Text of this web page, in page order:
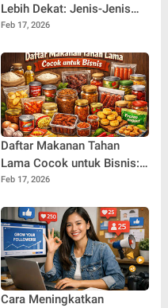
Lebih Dekat: Jenis-Jenis
Speaker Berdasarkan
Tahu
Feb 17, 2026
Daftar Makanan Tahan
Lama Cocok untuk Bisnis:
Ide Cerdas untuk Usaha
Menguntungkan
Feb 17, 2026
Cara Meningkatkan